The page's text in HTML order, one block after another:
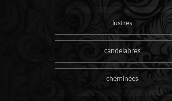
lustres
candelabres
cheminées